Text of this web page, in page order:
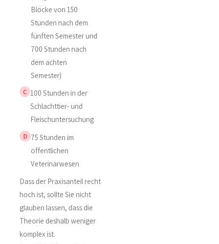
Blöcke von 150
Stunden nach dem
fünften Semester und
700 Stunden nach
dem achten
Semester)
C 100 Stunden in der
Schlachttier- und
Fleischuntersuchung
D 75 Stunden im
öffentlichen
Veterinärwesen
Dass der Praxisanteil recht
hoch ist, sollte Sie nicht
glauben lassen, dass die
Theorie deshalb weniger
komplex ist.